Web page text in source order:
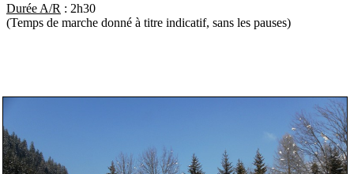
Durée A/R : 2h30
(Temps de marche donné à titre indicatif, sans les pauses)